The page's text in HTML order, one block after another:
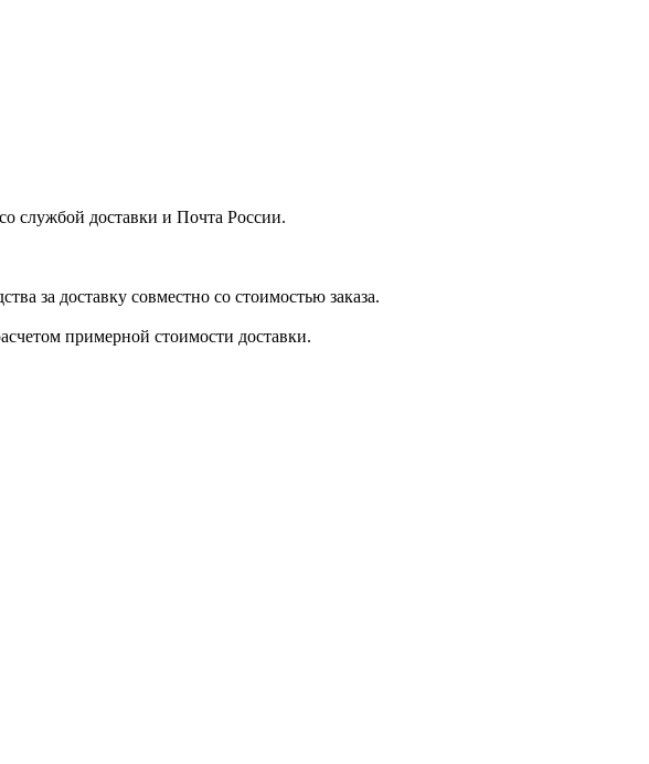
доставки и Почта России.
за доставку совместно со стоимостью заказа.
примерной стоимости доставки.